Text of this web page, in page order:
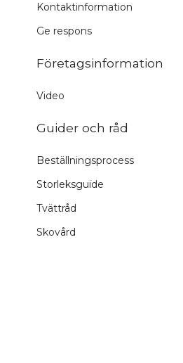
Kontaktinformation
Ge respons
Företagsinformation
Video
Guider och råd
Beställningsprocess
Storleksguide
Tvättråd
Skovård